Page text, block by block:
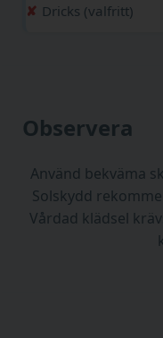
Dricks (valfritt)
Observera
Använd bekväma
Solskydd
Vårdad klädsel